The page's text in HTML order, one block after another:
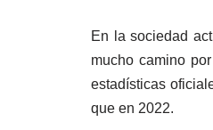
En la sociedad
mucho camino
estadísticas
que en 2022.